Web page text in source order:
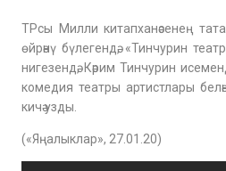
ТРсы Милли китапханәсенең
өйрәнү бүлегендә, «Тинчурин
нигезендә, Кәрим Тинчурин
комедия театры артистлары
кичә узды.
(«Яңалыклар», 27.01.20)